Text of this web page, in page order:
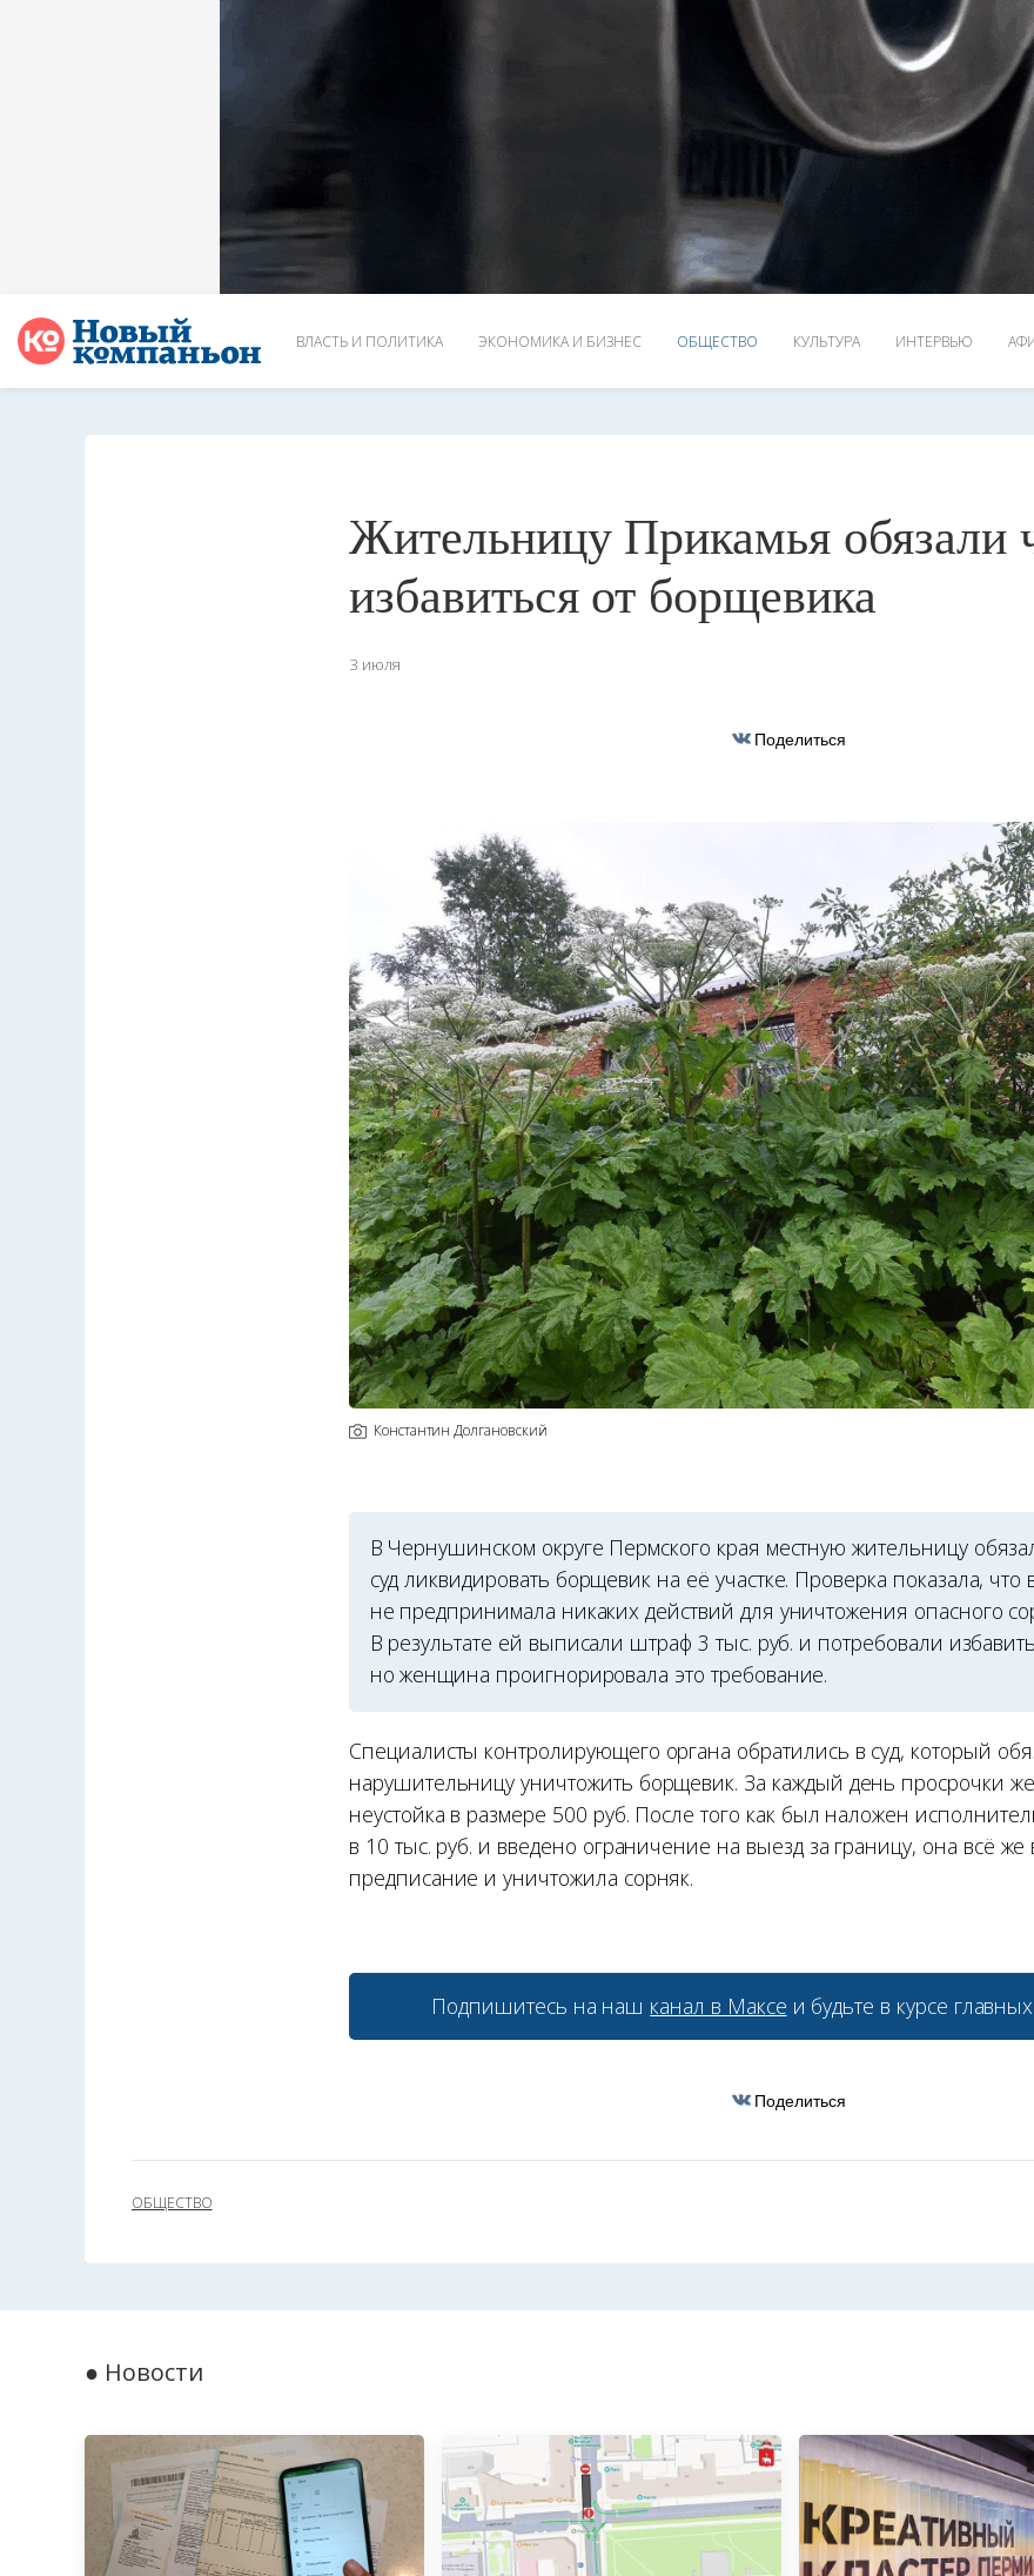
ВЛАСТЬ И ПОЛИТИКА ЭКОНОМИКА И БИЗНЕС ОБЩЕСТВО КУЛЬТУРА ИНТЕРВЬЮ
Жительницу Прикамья обязали
избавиться от борщевика
3 июля
Поделиться
Константин Долгановский
В Чернушинском округе Пермского края местную жительницу
суд ликвидировать борщевик на её участке. Проверка показала, что
не предпринимала никаких действий для уничтожения опасного
В результате ей выписали штраф 3 тыс. руб. и потребовали
но женщина проигнорировала это требование.
Специалисты контролирующего органа обратились в суд, который
нарушительницу уничтожить борщевик. За каждый день просрочки
неустойка в размере 500 руб. После того как был наложен
в 10 тыс. руб. и введено ограничение на выезд за границу, она всё
предписание и уничтожила сорняк.
Подпишитесь на наш канал в Максе и будьте в курсе
Поделиться
ОБЩЕСТВО
● Новости